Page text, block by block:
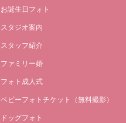
お誕生日フォト
スタジオ案内
スタッフ紹介
ファミリー婚
フォト成人式
ベビーフォトチケット（無料撮影）
ドッグフォト